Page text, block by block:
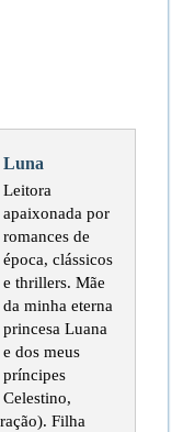
Luna
Leitora
apaixonada por
romances de
época, clássicos
e thrillers. Mãe
da minha eterna
princesa Luana
e dos meus
príncipes
Celestino,
Filha